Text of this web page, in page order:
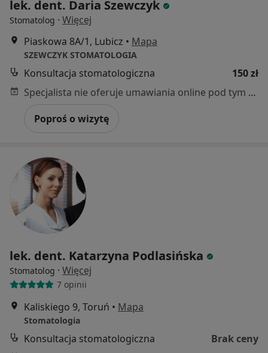
lek. dent. Daria Szewczyk
Stomatolog · Więcej
Piaskowa 8A/1, Lubicz • Mapa
SZEWCZYK STOMATOLOGIA
Konsultacja stomatologiczna
150 zł
Specjalista nie oferuje umawiania online pod tym adresem.
Poproś o wizytę
lek. dent. Katarzyna Podlasińska
Stomatolog · Więcej
7 opinii
Kaliskiego 9, Toruń • Mapa
Stomatologia
Konsultacja stomatologiczna
Brak ceny